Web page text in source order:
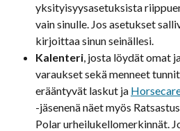
yksityisyysasetuksista
vain sinulle. Jos asetukset
kirjoittaa sinun seinällesi.
Kalenteri, josta löydät omat
varaukset sekä menneet
erääntyvät laskut ja
-jäsenenä näet myös
Polar urheilukellomerkinnät.